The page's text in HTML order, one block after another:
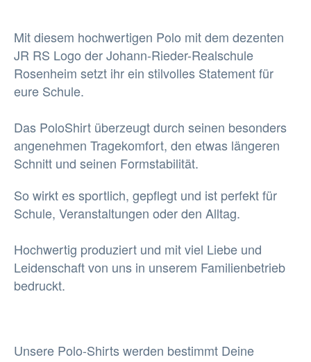
Mit diesem hochwertigen Polo mit dem dezenten
JR RS Logo der Johann-Rieder-Realschule
Rosenheim setzt ihr ein stilvolles Statement für
eure Schule.
Das PoloShirt überzeugt durch seinen besonders
angenehmen Tragekomfort, den etwas längeren
Schnitt und seinen Formstabilität.
So wirkt es sportlich, gepflegt und ist perfekt für
Schule, Veranstaltungen oder den Alltag.
Hochwertig produziert und mit viel Liebe und
Leidenschaft von uns in unserem Familienbetrieb
bedruckt.
Unsere Polo-Shirts werden bestimmt Deine